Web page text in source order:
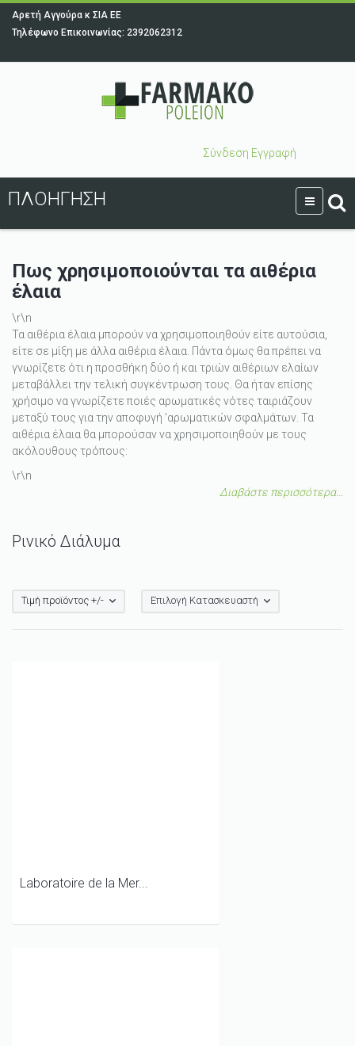
Αρετή Αγγούρα κ ΣΙΑ ΕΕ
Τηλέφωνο Επικοινωνίας: 2392062312
Σύνδεση Εγγραφή
ΠΛΟΉΓΗΣΗ
Πως χρησιμοποιούνται τα αιθέρια
έλαια
\r\n
Τα αιθέρια έλαια μπορούν να χρησιμοποιηθούν είτε αυτούσια,
είτε σε μίξη με άλλα αιθέρια έλαια. Πάντα όμως θα πρέπει να
γνωρίζετε ότι η προσθήκη δύο ή και τριών αιθέριων ελαίων
μεταβάλλει την τελική συγκέντρωση τους. Θα ήταν επίσης
χρήσιμο να γνωρίζετε ποιές αρωματικές νότες ταιριάζουν
μεταξύ τους για την αποφυγή 'αρωματικών σφαλμάτων. Τα
αιθέρια έλαια θα μπορούσαν να χρησιμοποιηθούν με τους
ακόλουθους τρόπους:
\r\n
Διαβάστε περισσότερα...
Ρινικό Διάλυμα
Τιμή προϊόντος +/- Επιλογή Κατασκευαστή
Laboratoire de la Mer...